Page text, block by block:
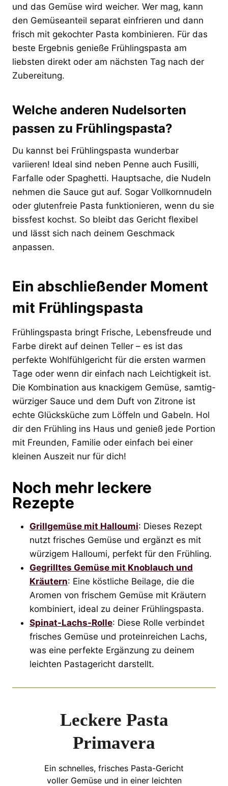
und das Gemüse wird weicher. Wer mag, kann
den Gemüseanteil separat einfrieren und dann
frisch mit gekochter Pasta kombinieren. Für das
beste Ergebnis genieße Frühlingspasta am
liebsten direkt oder am nächsten Tag nach der
Zubereitung.
Welche anderen Nudelsorten
passen zu Frühlingspasta?
Du kannst bei Frühlingspasta wunderbar
variieren! Ideal sind neben Penne auch Fusilli,
Farfalle oder Spaghetti. Hauptsache, die Nudeln
nehmen die Sauce gut auf. Sogar Vollkornnudeln
oder glutenfreie Pasta funktionieren, wenn du sie
bissfest kochst. So bleibt das Gericht flexibel
und lässt sich nach deinem Geschmack
anpassen.
Ein abschließender Moment
mit Frühlingspasta
Frühlingspasta bringt Frische, Lebensfreude und
Farbe direkt auf deinen Teller – es ist das
perfekte Wohlfühlgericht für die ersten warmen
Tage oder wenn dir einfach nach Leichtigkeit ist.
Die Kombination aus knackigem Gemüse, samtig-
würziger Sauce und dem Duft von Zitrone ist
echte Glücksküche zum Löffeln und Gabeln. Hol
dir den Frühling ins Haus und genieß jede Portion
mit Freunden, Familie oder einfach bei einer
kleinen Auszeit nur für dich!
Noch mehr leckere
Rezepte
Grillgemüse mit Halloumi: Dieses Rezept
nutzt frisches Gemüse und ergänzt es mit
würzigem Halloumi, perfekt für den Frühling.
Gegrilltes Gemüse mit Knoblauch und
Kräutern: Eine köstliche Beilage, die die
Aromen von frischem Gemüse mit Kräutern
kombiniert, ideal zu deiner Frühlingspasta.
Spinat-Lachs-Rolle: Diese Rolle verbindet
frisches Gemüse und proteinreichen Lachs,
was eine perfekte Ergänzung zu deinem
leichten Pastagericht darstellt.
Leckere Pasta
Primavera
Ein schnelles, frisches Pasta-Gericht
voller Gemüse und in einer leichten